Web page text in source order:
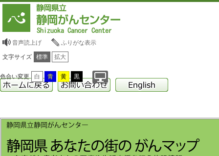
音声読上げ ふりがな表示
文字サイズ 標準 拡大
色合い変更 白 青 黄 黒